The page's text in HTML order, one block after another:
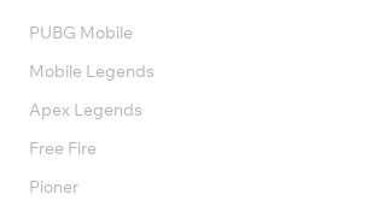
PUBG Mobile
Mobile Legends
Apex Legends
Free Fire
Pioner